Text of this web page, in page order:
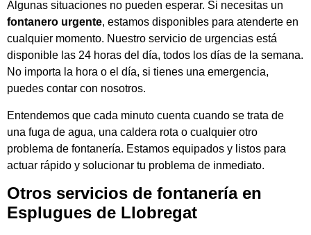
Algunas situaciones no pueden esperar. Si necesitas un
fontanero urgente, estamos disponibles para atenderte en
cualquier momento. Nuestro servicio de urgencias está
disponible las 24 horas del día, todos los días de la semana.
No importa la hora o el día, si tienes una emergencia,
puedes contar con nosotros.
Entendemos que cada minuto cuenta cuando se trata de
una fuga de agua, una caldera rota o cualquier otro
problema de fontanería. Estamos equipados y listos para
actuar rápido y solucionar tu problema de inmediato.
Otros servicios de fontanería en
Esplugues de Llobregat